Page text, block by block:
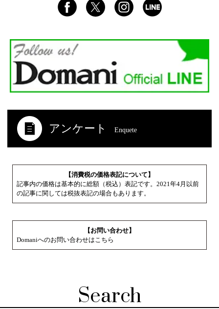
アンケート Enquete
【消費税の価格表記について】
記事内の価格は基本的に総額（税込）表記です。2021年4月以前
の記事に関しては税抜表記の場合もあります。
【お問い合わせ】
Domaniへのお問い合わせはこちら
Search